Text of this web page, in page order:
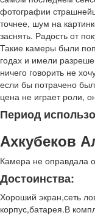
фотографии
точнее, шум на
заснять. Радость от
Такие камеры были
годах и имели
ничего говорить не
если бы потрачено
цена не играет роли,
Период
Ахкубеков
Камера не оправдала
Достоинства:
Хороший экран,сеть
корпус,батарея.В